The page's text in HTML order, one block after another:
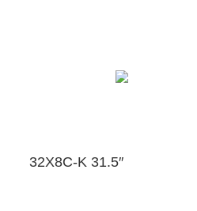
32X8C-K 31.5″